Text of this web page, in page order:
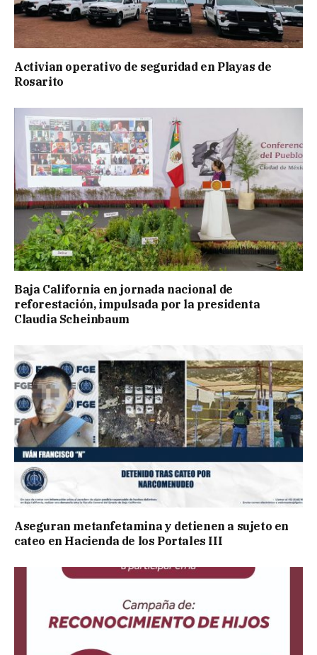
Activian operativo de seguridad en Playas de
Rosarito
Baja California en jornada nacional de
reforestación, impulsada por la presidenta
Claudia Scheinbaum
Aseguran metanfetamina y detienen a sujeto en
cateo en Hacienda de los Portales III